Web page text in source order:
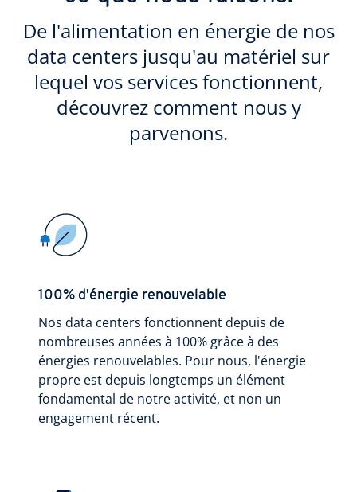
De l'alimentation en énergie de nos
data centers jusqu'au matériel sur
lequel vos services fonctionnent,
découvrez comment nous y
parvenons.
100% d'énergie renouvelable
Nos data centers fonctionnent depuis de
nombreuses années à 100% grâce à des
énergies renouvelables. Pour nous, l'énergie
propre est depuis longtemps un élément
fondamental de notre activité, et non un
engagement récent.